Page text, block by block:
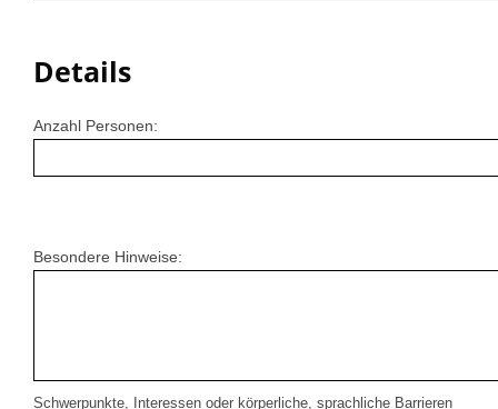
Details
Anzahl Personen:
Besondere Hinweise:
Schwerpunkte, Interessen oder körperliche, sprachliche Barrieren